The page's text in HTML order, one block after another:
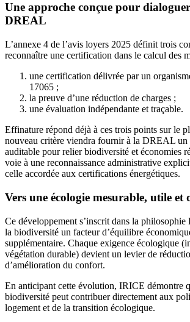
Une approche conçue pour
DREAL
L’annexe 4 de l’avis loyers 2025 définit trois
reconnaître une certification dans le calcul des
une certification délivrée par un
17065 ;
la preuve d’une réduction de charges ;
une évaluation indépendante et traçable.
Effinature répond déjà à ces trois points sur le
nouveau critère viendra fournir à la DREAL un
auditable pour relier biodiversité et économies
voie à une reconnaissance administrative
celle accordée aux certifications énergétiques.
Vers une écologie mesurable, utile et
Ce développement s’inscrit dans la
la biodiversité un facteur d’équilibre
supplémentaire. Chaque exigence écologique
végétation durable) devient un levier de
d’amélioration du confort.
En anticipant cette évolution, IRICE démontre
biodiversité peut contribuer directement aux
logement et de la transition écologique.